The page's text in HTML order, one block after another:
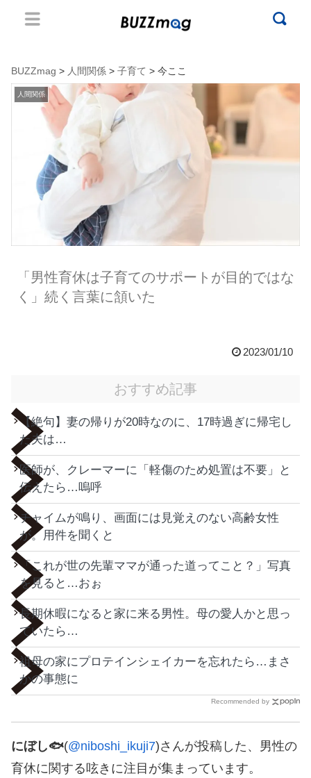
BUZZmag > 人間関係 > 子育て > 今ここ
人間関係
「男性育休は子育てのサポートが目的ではな
く」続く言葉に頷いた
2023/01/10
おすすめ記事
【絶句】妻の帰りが20時なのに、17時過ぎに帰宅し
た夫は…
医師が、クレーマーに「軽傷のため処置は不要」と
伝えたら…嗚呼
チャイムが鳴り、画面には見覚えのない高齢女性
が。用件を聞くと
「これが世の先輩ママが通った道ってこと？」写真
を見ると…おぉ
長期休暇になると家に来る男性。母の愛人かと思っ
ていたら…
祖母の家にプロテインシェイカーを忘れたら…まさ
かの事態に
Recommended by
にぼし🐟(@niboshi_ikuji7)さんが投稿した、男性の
育休に関する呟きに注目が集まっています。